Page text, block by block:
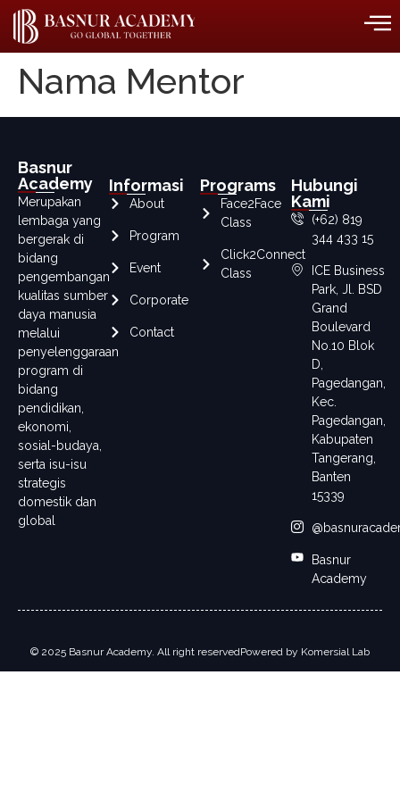
Nama Mentor
Basnur
Academy
Merupakan
lembaga yang
bergerak di
bidang
pengembangan
kualitas sumber
daya manusia
melalui
penyelenggaraan
program di
bidang
pendidikan,
ekonomi,
sosial-budaya,
serta isu-isu
strategis
domestik dan
global
Informasi
About
Program
Event
Corporate
Contact
Programs
Face2Face
Class
Click2Connect
Class
Hubungi
Kami
(+62) 819
344 433 15
ICE Business
Park, Jl. BSD
Grand
Boulevard
No.10 Blok
D,
Pagedangan,
Kec.
Pagedangan,
Kabupaten
Tangerang,
Banten
15339
Basnur
Academy
© 2025 Basnur Academy. All right reservedPowered by Komersial Lab